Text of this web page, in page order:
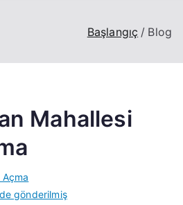
Başlangıç Blog
Mahallesi
Açma
gönderilmiş